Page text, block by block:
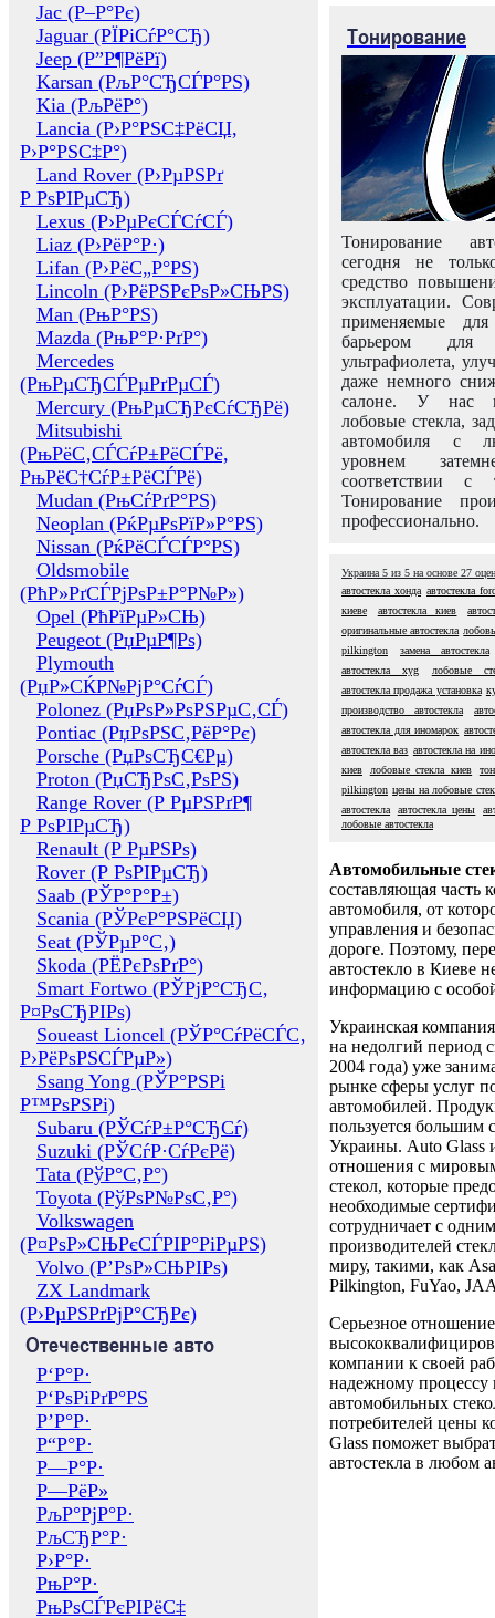
Jac (Р–Р°Рє)
Jaguar (РЇРіСѓР°СЂ)
Jeep (Р”Р¶РёРї)
Karsan (РљР°СЂСЃР°РЅ)
Kia (РљРёР°)
Lancia (Р›Р°РЅС‡РёСЏ,
Р›Р°РЅС‡Р°)
Land Rover (Р›РµРЅРґ
Р РѕРІРµСЂ)
Lexus (Р›РµРєСЃСѓСЃ)
Liaz (Р›РёР°Р·)
Lifan (Р›РёС„Р°РЅ)
Lincoln (Р›РёРЅРєРѕР»СЊРЅ)
Man (РњР°РЅ)
Mazda (РњР°Р·РґР°)
Mercedes
(РњРµСЂСЃРµРґРµСЃ)
Mercury (РњРµСЂРєСѓСЂРё)
Mitsubishi
(РњРёС‚СЃСѓР±РёСЃРё,
РњРёС†СѓР±РёСЃРё)
Mudan (РњСѓРґР°РЅ)
Neoplan (РќРµРѕРїР»Р°РЅ)
Nissan (РќРёСЃСЃР°РЅ)
Oldsmobile
(РћР»РґСЃРјРѕР±Р°Р№Р»)
Opel (РћРїРµР»СЊ)
Peugeot (РџРµР¶Рѕ)
Plymouth
(РџР»СЌР№РјР°СѓСЃ)
Polonez (РџРѕР»РѕРЅРµС‚СЃ)
Pontiac (РџРѕРЅС‚РёР°Рє)
Porsche (РџРѕСЂС€Рµ)
Proton (РџСЂРѕС‚РѕРЅ)
Range Rover (Р РµРЅРґР¶
Р РѕРІРµСЂ)
Renault (Р РµРЅРѕ)
Rover (Р РѕРІРµСЂ)
Saab (РЎР°Р°Р±)
Scania (РЎРєР°РЅРёСЏ)
Seat (РЎРµР°С‚)
Skoda (РЁРєРѕРґР°)
Smart Fortwo (РЎРјР°СЂС‚
Р¤РѕСЂРІРѕ)
Soueast Lioncel (РЎР°СѓРёСЃС‚
Р›РёРѕРЅСЃРµР»)
Ssang Yong (РЎР°РЅРі
Р™РѕРЅРі)
Subaru (РЎСѓР±Р°СЂСѓ)
Suzuki (РЎСѓР·СѓРєРё)
Tata (РўР°С‚Р°)
Toyota (РўРѕР№РѕС‚Р°)
Volkswagen
(Р¤РѕР»СЊРєСЃРІР°РіРµРЅ)
Volvo (Р’РѕР»СЊРІРѕ)
ZX Landmark
(Р›РµРЅРґРјР°СЂРє)
Отечественные авто
Р‘Р°Р·
Р‘РѕРіРґР°РЅ
Р’Р°Р·
Р“Р°Р·
Р—Р°Р·
Р—РёР»
РљР°РјР°Р·
РљСЂР°Р·
Р›Р°Р·
РњР°Р·
РњРѕСЃРєРІРёС‡
Тонирование
Тонирование
сегодня не
средство
эксплуатации.
применяемые
барьером для
ультрафиолета,
даже немного
салоне. У нас
лобовые стекла,
автомобиля с
уровнем
соответствии с
Тонирование
профессионально.
Украина 5 из 5 на основе 27
автостекла хонда автостекла
киеве
автостекла киев
оригинальные автостекла
pilkington
замена автостекла
автостекла xyg
лобовые
автостекла продажа установка
производство автостекла
автостекла для иномарок
автостекла ваз автостекла на
киев
лобовые стекла киев
pilkington цены на лобовые
автостекла
автостекла цены
лобовые автостекла
Автомобильные
составляющая часть
автомобиля, от
управления и
дороге. Поэтому,
автостекло в Киеве
информацию с
Украинская
на недолгий период
2004 года) уже
рынке сферы услуг
автомобилей.
пользуется большим
Украины. Auto Glass
отношения с
стекол, которые
необходимые
сотрудничает с
производителей
миру, такими, как
Pilkington, FuYao,
Серьезное отношение
компании к своей
надежному процессу
автомобильных
потребителей цены
Glass поможет
автостекла в любом